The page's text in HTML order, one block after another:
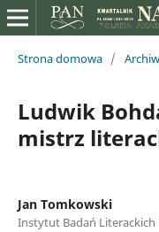
Strona domowa /
Ludwik
mistrz
Jan Tomkowski
Instytut Badań Literackich